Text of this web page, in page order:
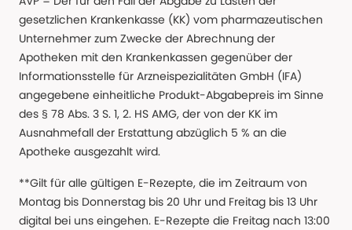
gesetzlichen Krankenkasse (KK) vom pharmazeutischen
Unternehmer zum Zwecke der Abrechnung der
Apotheken mit den Krankenkassen gegenüber der
Informationsstelle für Arzneispezialitäten GmbH (IFA)
angegebene einheitliche Produkt-Abgabepreis im Sinne
des § 78 Abs. 3 S. 1, 2. HS AMG, der von der KK im
Ausnahmefall der Erstattung abzüglich 5 % an die
Apotheke ausgezahlt wird.
**Gilt für alle gültigen E-Rezepte, die im Zeitraum von
Montag bis Donnerstag bis 20 Uhr und Freitag bis 13 Uhr
digital bei uns eingehen. E-Rezepte die Freitag nach 13:00